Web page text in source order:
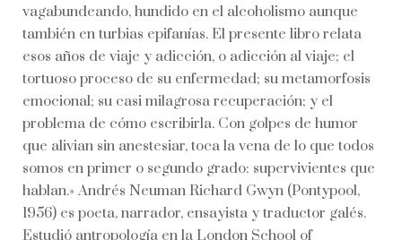
vagabundeando, hundido en el alcoholismo aunque
también en turbias epifanías. El presente libro relata
esos años de viaje y adicción, o adicción al viaje; el
tortuoso proceso de su enfermedad; su metamorfosis
emocional; su casi milagrosa recuperación; y el
problema de cómo escribirla. Con golpes de humor
que alivian sin anestesiar, toca la vena de lo que todos
somos en primer o segundo grado: supervivientes que
hablan.» Andrés Neuman Richard Gwyn (Pontypool,
1956) es poeta, narrador, ensayista y traductor galés.
Estudió antropología en la London School of